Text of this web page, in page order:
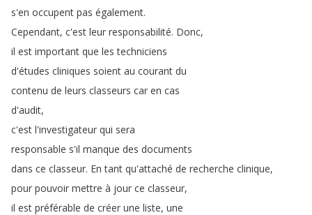
s'en occupent pas également.
Cependant, c'est leur responsabilité. Donc,
il est important que les techniciens
d'études cliniques soient au courant du
contenu de leurs classeurs car en cas
d'audit,
c'est l'investigateur qui sera
responsable s'il manque des documents
dans ce classeur. En tant qu'attaché de recherche clinique,
pour pouvoir mettre à jour ce classeur,
il est préférable de créer une liste, une